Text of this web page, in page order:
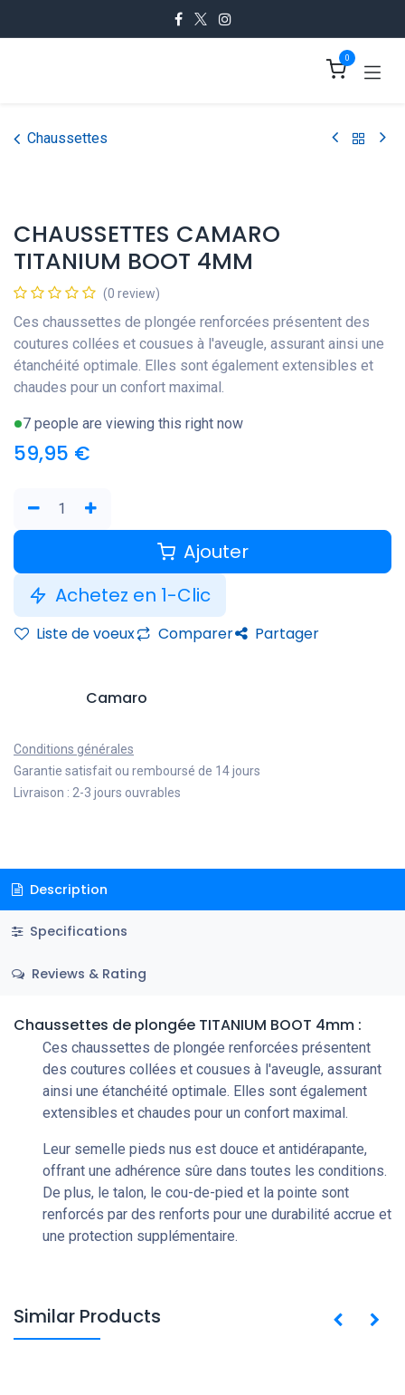
0
Chaussettes
CHAUSSETTES CAMARO
TITANIUM BOOT 4MM
(0 review)
Ces chaussettes de plongée renforcées présentent des
coutures collées et cousues à l'aveugle, assurant ainsi une
étanchéité optimale. Elles sont également extensibles et
chaudes pour un confort maximal.
7 people are viewing this right now
59,95 €
Ajouter
Achetez en 1-Clic
Liste de voeux Comparer Partager
Camaro
Conditions générales
Garantie satisfait ou remboursé de 14 jours
Livraison : 2-3 jours ouvrables
Description
Specifications
Reviews & Rating
Chaussettes de plongée TITANIUM BOOT 4mm :
Ces chaussettes de plongée renforcées présentent
des coutures collées et cousues à l'aveugle, assurant
ainsi une étanchéité optimale. Elles sont également
extensibles et chaudes pour un confort maximal.
Leur semelle pieds nus est douce et antidérapante,
offrant une adhérence sûre dans toutes les conditions.
De plus, le talon, le cou-de-pied et la pointe sont
renforcés par des renforts pour une durabilité accrue et
une protection supplémentaire.
Similar Products